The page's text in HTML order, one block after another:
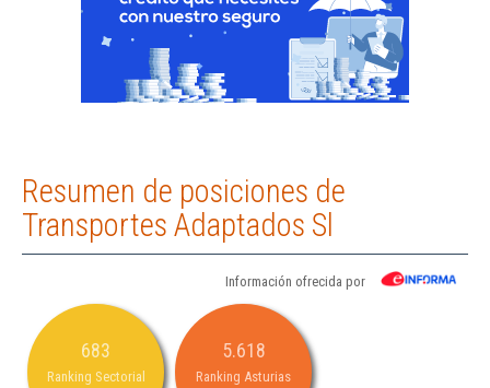
Resumen de posiciones de
Transportes Adaptados Sl
Información ofrecida por
683
Ranking Sectorial
5.618
Ranking Asturias